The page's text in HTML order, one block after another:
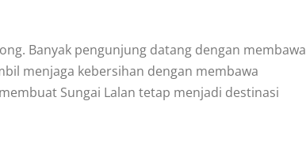
Banyak pengunjung datang dengan membawa
menjaga kebersihan dengan membawa
Sungai Lalan tetap menjadi destinasi